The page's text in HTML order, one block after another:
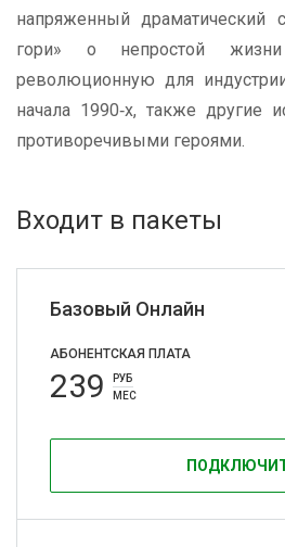
напряженный драматический
гори» о непростой
революционную для
начала 1990‑х, также другие
противоречивыми героями.
Входит в пакеты
Базовый Онлайн
АБОНЕНТСКАЯ ПЛАТА
239
РУБ
МЕС